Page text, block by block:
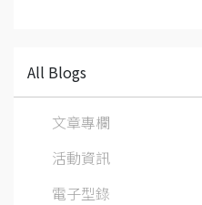
All Blogs
文章專欄
活動資訊
電子型錄